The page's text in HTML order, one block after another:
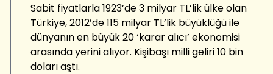
Sabit fiyatlarla 1923’de 3 milyar TL’lik ülke olan
Türkiye, 2012’de 115 milyar TL’lik büyüklüğü ile
dünyanın en büyük 20 ‘karar alıcı’ ekonomisi
arasında yerini alıyor. Kişibaşı milli geliri 10 bin
doları aştı.